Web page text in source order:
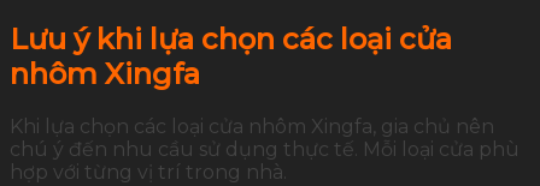
Lưu ý khi lựa chọn các loại cửa
nhôm Xingfa
Khi lựa chọn các loại cửa nhôm Xingfa, gia chủ nên
chú ý đến nhu cầu sử dụng thực tế. Mỗi loại cửa phù
hợp với từng vị trí trong nhà.